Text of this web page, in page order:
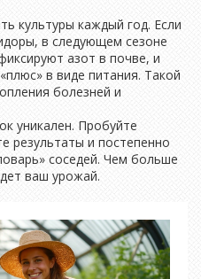
культуры каждый год. Если
в следующем сезоне
азот в почве, и
в виде питания. Такой
болезней и
уникален. Пробуйте
результаты и постепенно
соседей. Чем больше
ваш урожай.